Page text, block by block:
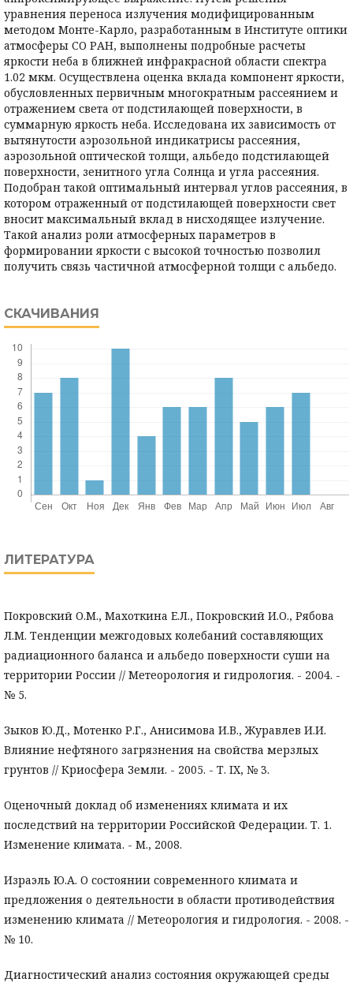
уравнения переноса излучения модифицированным
методом Монте-Карло, разработанным в Институте оптики
атмосферы СО РАН, выполнены подробные расчеты
яркости неба в ближней инфракрасной области спектра
1.02 мкм. Осуществлена оценка вклада компонент яркости,
обусловленных первичным многократным рассеянием и
отражением света от подстилающей поверхности, в
суммарную яркость неба. Исследована их зависимость от
вытянутости аэрозольной индикатрисы рассеяния,
аэрозольной оптической толщи, альбедо подстилающей
поверхности, зенитного угла Солнца и угла рассеяния.
Подобран такой оптимальный интервал углов рассеяния, в
котором отраженный от подстилающей поверхности свет
вносит максимальный вклад в нисходящее излучение.
Такой анализ роли атмосферных параметров в
формировании яркости с высокой точностью позволил
получить связь частичной атмосферной толщи с альбедо.
СКАЧИВАНИЯ
ЛИТЕРАТУРА
Покровский О.М., Махоткина Е.Л., Покровский И.О., Рябова
Л.М. Тенденции межгодовых колебаний составляющих
радиационного баланса и альбедо поверхности суши на
территории России // Метеорология и гидрология. - 2004. -
№ 5.
Зыков Ю.Д., Мотенко Р.Г., Анисимова И.В., Журавлев И.И.
Влияние нефтяного загрязнения на свойства мерзлых
грунтов // Криосфера Земли. - 2005. - Т. IX, № 3.
Оценочный доклад об изменениях климата и их
последствий на территории Российской Федерации. Т. 1.
Изменение климата. - М., 2008.
Израэль Ю.А. О состоянии современного климата и
предложения о деятельности в области противодействия
изменению климата // Метеорология и гидрология. - 2008. -
№ 10.
Диагностический анализ состояния окружающей среды